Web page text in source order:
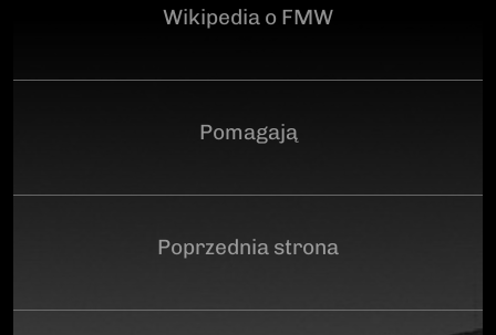
Wikipedia o FMW
Pomagają
Poprzednia strona